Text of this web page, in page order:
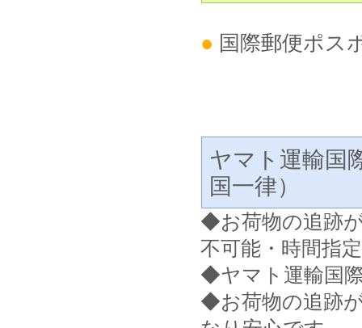
● 国際郵便ポス
ヤマト運輸国
国一律）
◆お荷物の追跡
不可能・時間指
◆ヤマト運輸国
◆お荷物の追跡